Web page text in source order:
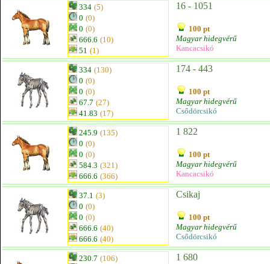
334 (5)
0 (0)
0 (0)
666.6 (10)
51 (1)
16 - 1051
100 pt
Magyar hidegvérű
Kancacsikó
334 (130)
0 (0)
0 (0)
67.7 (27)
41.83 (17)
174 - 443
100 pt
Magyar hidegvérű
Csődörcsikó
245.9 (135)
0 (0)
0 (0)
584.3 (321)
666.6 (366)
1 822
100 pt
Magyar hidegvérű
Kancacsikó
37.1 (3)
0 (0)
0 (0)
666.6 (40)
666.6 (40)
Csikaj
100 pt
Magyar hidegvérű
Csődörcsikó
230.7 (106)
1 680